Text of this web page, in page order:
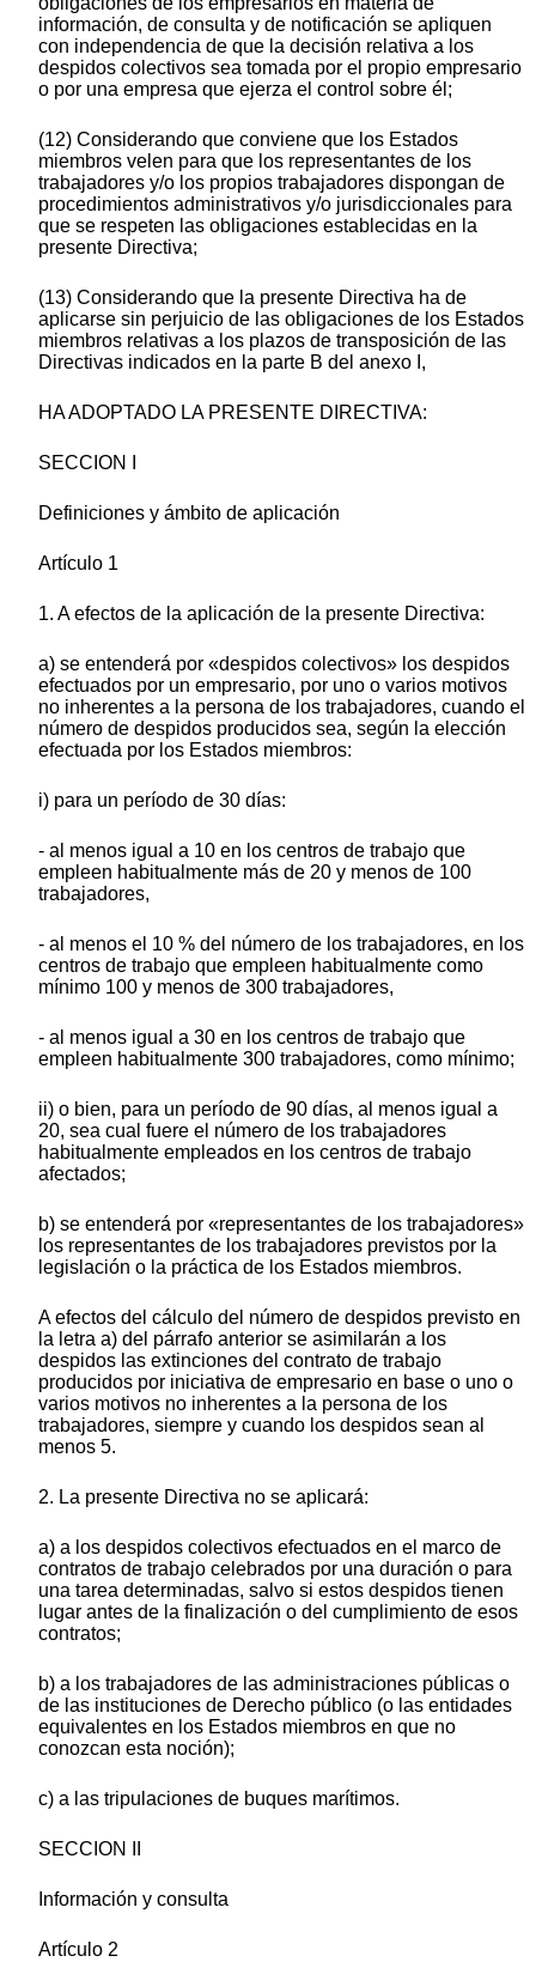
información, de consulta y de notificación se apliquen
con independencia de que la decisión relativa a los
despidos colectivos sea tomada por el propio empresario
o por una empresa que ejerza el control sobre él;
(12) Considerando que conviene que los Estados
miembros velen para que los representantes de los
trabajadores y/o los propios trabajadores dispongan de
procedimientos administrativos y/o jurisdiccionales para
que se respeten las obligaciones establecidas en la
presente Directiva;
(13) Considerando que la presente Directiva ha de
aplicarse sin perjuicio de las obligaciones de los Estados
miembros relativas a los plazos de transposición de las
Directivas indicados en la parte B del anexo I,
HA ADOPTADO LA PRESENTE DIRECTIVA:
SECCION I
Definiciones y ámbito de aplicación
Artículo 1
1. A efectos de la aplicación de la presente Directiva:
a) se entenderá por «despidos colectivos» los despidos
efectuados por un empresario, por uno o varios motivos
no inherentes a la persona de los trabajadores, cuando el
número de despidos producidos sea, según la elección
efectuada por los Estados miembros:
i) para un período de 30 días:
- al menos igual a 10 en los centros de trabajo que
empleen habitualmente más de 20 y menos de 100
trabajadores,
- al menos el 10 % del número de los trabajadores, en los
centros de trabajo que empleen habitualmente como
mínimo 100 y menos de 300 trabajadores,
- al menos igual a 30 en los centros de trabajo que
empleen habitualmente 300 trabajadores, como mínimo;
ii) o bien, para un período de 90 días, al menos igual a
20, sea cual fuere el número de los trabajadores
habitualmente empleados en los centros de trabajo
afectados;
b) se entenderá por «representantes de los trabajadores»
los representantes de los trabajadores previstos por la
legislación o la práctica de los Estados miembros.
A efectos del cálculo del número de despidos previsto en
la letra a) del párrafo anterior se asimilarán a los
despidos las extinciones del contrato de trabajo
producidos por iniciativa de empresario en base o uno o
varios motivos no inherentes a la persona de los
trabajadores, siempre y cuando los despidos sean al
menos 5.
2. La presente Directiva no se aplicará:
a) a los despidos colectivos efectuados en el marco de
contratos de trabajo celebrados por una duración o para
una tarea determinadas, salvo si estos despidos tienen
lugar antes de la finalización o del cumplimiento de esos
contratos;
b) a los trabajadores de las administraciones públicas o
de las instituciones de Derecho público (o las entidades
equivalentes en los Estados miembros en que no
conozcan esta noción);
c) a las tripulaciones de buques marítimos.
SECCION II
Información y consulta
Artículo 2